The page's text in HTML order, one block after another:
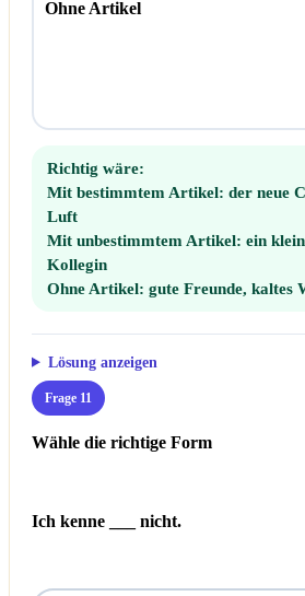
Ohne Artikel
Richtig wäre:
Mit bestimmtem Artikel: der neue
Luft
Mit unbestimmtem Artikel: ein
Kollegin
Ohne Artikel: gute Freunde, kaltes
Lösung anzeigen
Frage 11
Wähle die richtige Form
Ich kenne ___ nicht.